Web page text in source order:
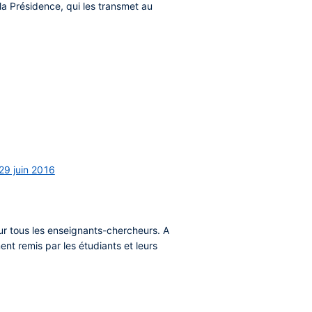
Présidence, qui les transmet au
juin 2016
tous les enseignants-chercheurs. A
remis par les étudiants et leurs